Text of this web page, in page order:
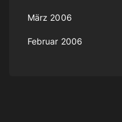
März 2006
Februar 2006